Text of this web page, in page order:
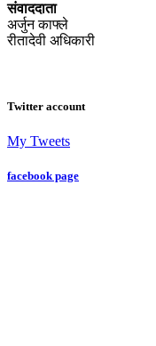
संवाददाता
अर्जुन काफ्ले
रीतादेवी अधिकारी
Twitter account
My Tweets
facebook page